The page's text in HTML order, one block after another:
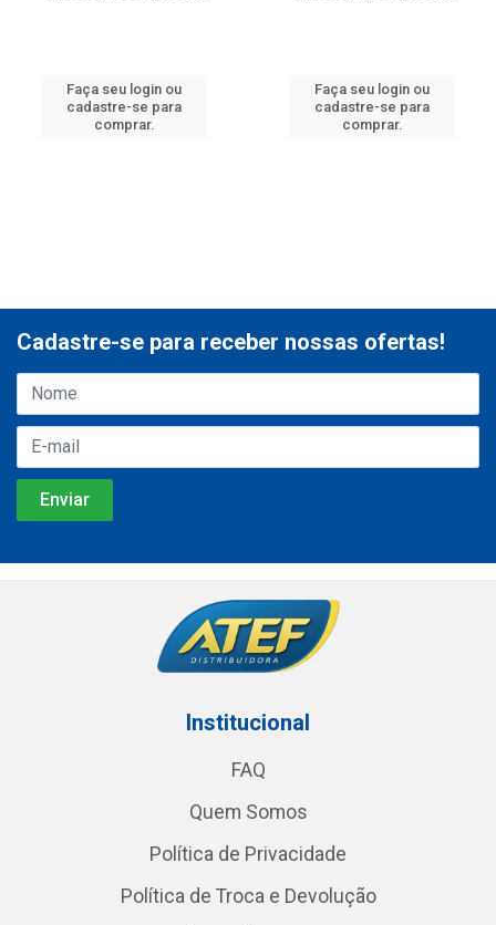
Faça seu login ou
cadastre-se para
comprar.
Faça seu login ou
cadastre-se para
comprar.
Cadastre-se para receber nossas ofertas!
Institucional
FAQ
Quem Somos
Política de Privacidade
Política de Troca e Devolução